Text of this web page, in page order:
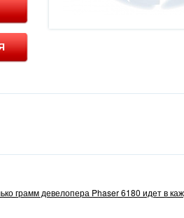
грамм девелопера Phaser 6180 идет в